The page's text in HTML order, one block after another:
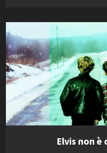
Elvis non è